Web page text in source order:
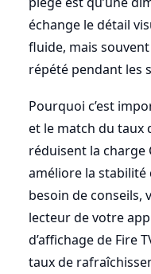
échange le détail
fluide, mais
répété pendant les
Pourquoi c’est
et le match du taux
réduisent la charge
améliore la stabilité
besoin de conseils,
lecteur de votre
d’affichage de Fire
taux de